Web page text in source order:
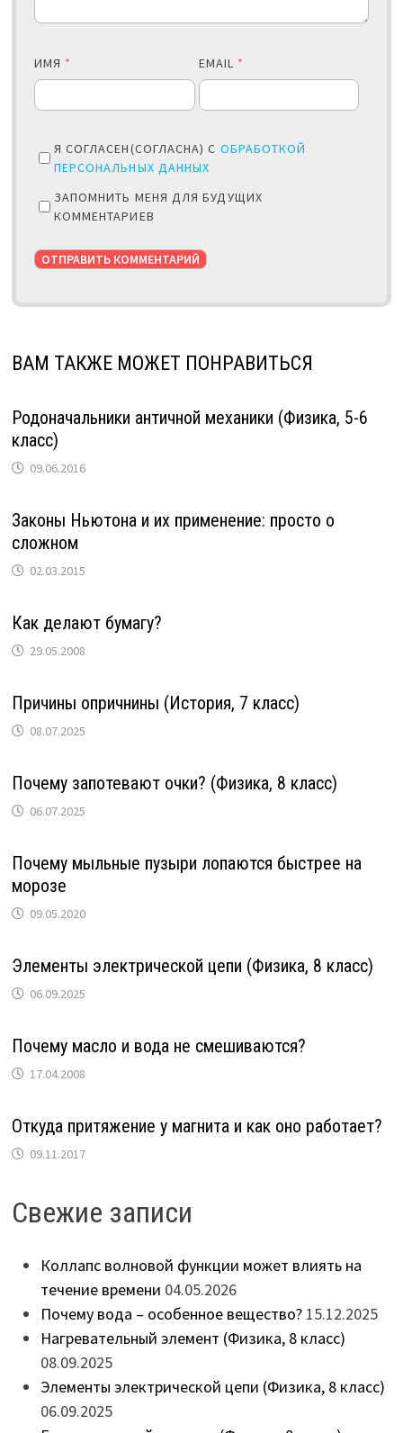
ИМЯ * EMAIL *
Я СОГЛАСЕН(СОГЛАСНА) С ОБРАБОТКОЙ
ПЕРСОНАЛЬНЫХ ДАННЫХ
ЗАПОМНИТЬ МЕНЯ ДЛЯ БУДУЩИХ
КОММЕНТАРИЕВ
ВАМ ТАКЖЕ МОЖЕТ ПОНРАВИТЬСЯ
Родоначальники античной механики (Физика, 5-6
класс)
09.06.2016
Законы Ньютона и их применение: просто о
сложном
02.03.2015
Как делают бумагу?
29.05.2008
Причины опричнины (История, 7 класс)
08.07.2025
Почему запотевают очки? (Физика, 8 класс)
06.07.2025
Почему мыльные пузыри лопаются быстрее на
морозе
09.05.2020
Элементы электрической цепи (Физика, 8 класс)
06.09.2025
Почему масло и вода не смешиваются?
17.04.2008
Откуда притяжение у магнита и как оно работает?
09.11.2017
Свежие записи
Коллапс волновой функции может влиять на
течение времени 04.05.2026
Почему вода – особенное вещество? 15.12.2025
Нагревательный элемент (Физика, 8 класс)
08.09.2025
Элементы электрической цепи (Физика, 8 класс)
06.09.2025